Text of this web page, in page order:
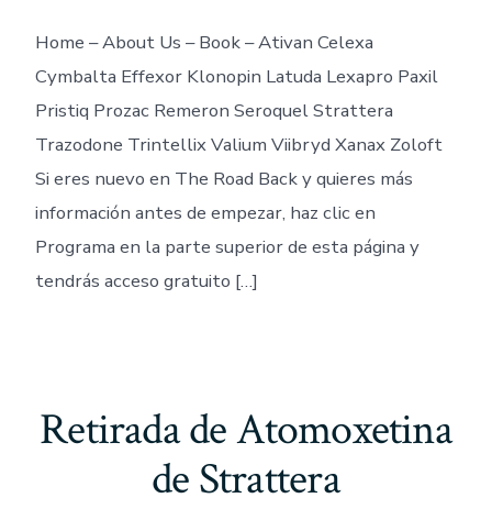
Home – About Us – Book – Ativan Celexa
Cymbalta Effexor Klonopin Latuda Lexapro Paxil
Pristiq Prozac Remeron Seroquel Strattera
Trazodone Trintellix Valium Viibryd Xanax Zoloft
Si eres nuevo en The Road Back y quieres más
información antes de empezar, haz clic en
Programa en la parte superior de esta página y
tendrás acceso gratuito […]
Retirada de Atomoxetina
de Strattera